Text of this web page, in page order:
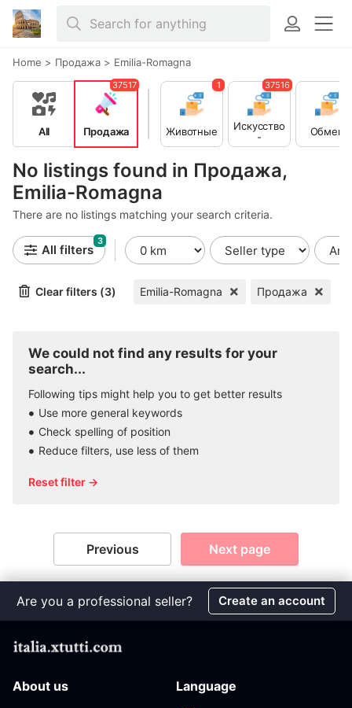
Home > Продажа > Emilia-Romagna
No listings found in Продажа,
Emilia-Romagna
There are no listings matching your search criteria.
All Продажа
37517
Животные
1
Искусство
-
Коллекци
ие
37516
Обмен
All filters
3
Clear filters (3) Emilia-Romagna Продажа
We could not find any results for your
search...
Following tips might help you to get better results
Use more general keywords
Check spelling of position
Reduce filters, use less of them
Reset filter →
Previous Next page
Are you a professional seller? Create an account
About us Language